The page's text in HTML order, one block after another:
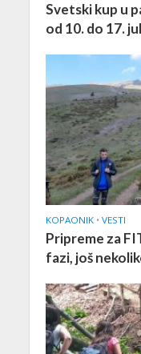
Svetski kup u
od 10. do 17.
KOPAONIK • VESTI
Pripreme za
fazi, još